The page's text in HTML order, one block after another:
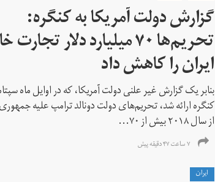
گزارش دولت آمریکا به کنگره:
تحریم‌ها ۷۰ میلیارد دلار
ایران را کاهش داد
بنابر یک گزارش غیر علنی دولت آمریکا، که در اوایل ماه
کنگره ارائه شد، تحریم‌های دولت دونالد ترامپ علیه
از سال ۲۰۱۸ بیش از ۷۰...
۷ ساعت ۴۷ دقیقه پیش
ايران